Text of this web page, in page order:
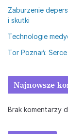
Zaburzenie
i skutki
Technologie
Tor Poznań:
Najnowsze
Brak komentarzy